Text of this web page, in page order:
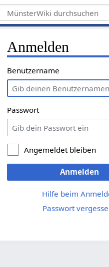
Anmelden
Benutzername
Passwort
Angemeldet bleiben
Anmelden
Hilfe beim
Passwort